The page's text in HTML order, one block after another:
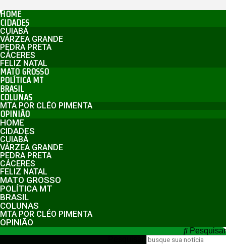
HOME
CIDADES
CUIABÁ
VÁRZEA GRANDE
PEDRA PRETA
CÁCERES
FELIZ NATAL
MATO GROSSO
POLÍTICA MT
BRASIL
COLUNAS
MTA POR CLÉO PIMENTA
OPINIÃO
HOME
CIDADES
CUIABÁ
VÁRZEA GRANDE
PEDRA PRETA
CÁCERES
FELIZ NATAL
MATO GROSSO
POLÍTICA MT
BRASIL
COLUNAS
MTA POR CLÉO PIMENTA
OPINIÃO
Pesquisar